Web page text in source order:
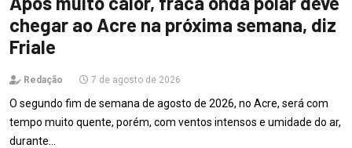
chegar ao Acre na próxima semana, diz
Friale
Redação 7 de agosto de 2026
O segundo fim de semana de agosto de 2026, no Acre, será com
tempo muito quente, porém, com ventos intensos e umidade do ar,
durante…